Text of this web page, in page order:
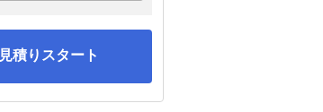
見積りスタート